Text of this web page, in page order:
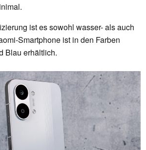
ist es sowohl wasser- als auch
Smartphone ist in den Farben
Blau erhältlich.